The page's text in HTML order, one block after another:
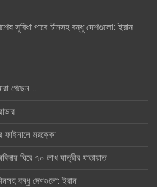
সুবিধা পাবে চীনসহ বন্ধু দেশগুলো: ইরান
গেছেন….
ফাইনালে মরক্কো
ঘিরে ৭০ লাখ যাত্রীর যাতায়াত
বন্ধু দেশগুলো: ইরান